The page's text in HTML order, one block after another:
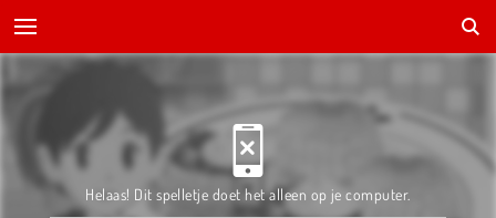
Helaas! Dit spelletje doet het alleen op je computer.